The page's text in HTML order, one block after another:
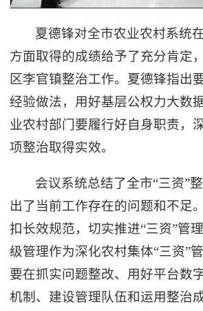
夏德锋对全市农业农村系统
方面取得的成绩给予了充分肯定
区李官镇整治工作。夏德锋指出
经验做法，用好基层公权力大数
业农村部门要履行好自身职责，
项整治取得实效。
会议系统总结了全市“三资”
出了当前工作存在的问题和不足
扣长效规范，切实推进“三资”管
级管理作为深化农村集体“三资”
要在抓实问题整改、用好平台数
机制、建设管理队伍和运用整治